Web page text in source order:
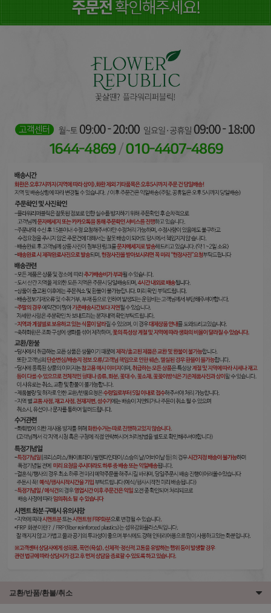
교환/반품/환불/취소